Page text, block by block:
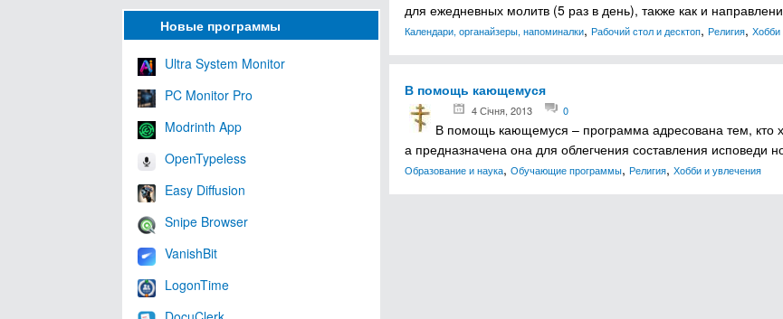
Новые программы
Ultra System Monitor
PC Monitor Pro
Modrinth App
OpenTypeless
Easy Diffusion
Snipe Browser
VanishBit
LogonTime
для ежедневных молитв (5 раз в день), также как и
Календари, органайзеры, напоминалки, Рабочий стол и десктоп, Религия, Хобби
В помощь кающемуся
4 Січня, 2013 0
В помощь кающемуся – программа адресована тем, кто
а предназначена она для облегчения составления
Образование и наука, Обучающие программы, Религия, Хобби и увлечения